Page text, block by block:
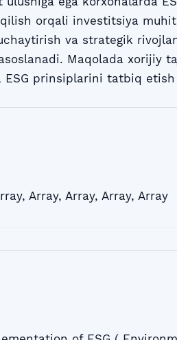
orqali investitsiya
va strategik
Maqolada xorijiy
prinsiplarini tatbiq
, Array, Array, Array, Array